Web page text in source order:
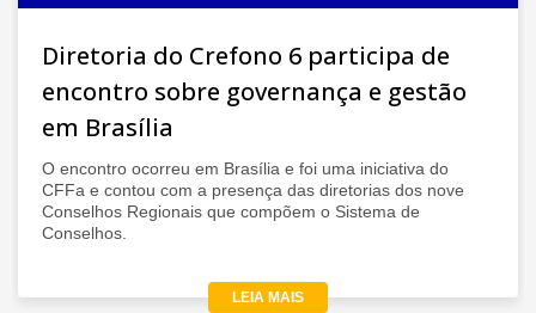
do Crefono 6 participa de
sobre governança e gestão
ocorreu em Brasília e foi uma iniciativa do
e contou com a presença das diretorias dos nove
Regionais que compõem o Sistema de
LEIA MAIS